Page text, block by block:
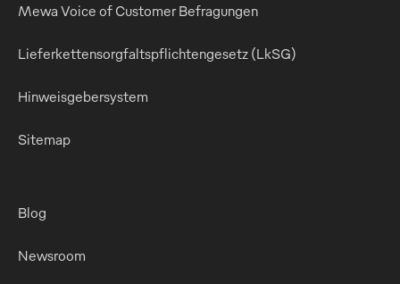
Mewa Voice of Customer Befragungen
Lieferkettensorgfaltspflichtengesetz (LkSG)
Hinweisgebersystem
Sitemap
Blog
Newsroom